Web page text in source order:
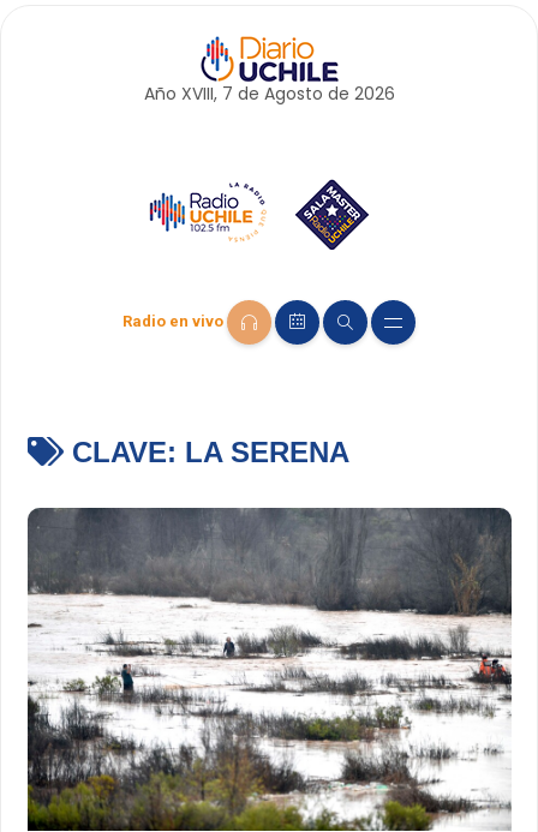
Año XVIII, 7 de Agosto de 2026
Radio en vivo
CLAVE: LA SERENA